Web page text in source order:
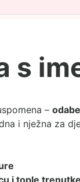
s
–
i nježna za
i tople trenutke